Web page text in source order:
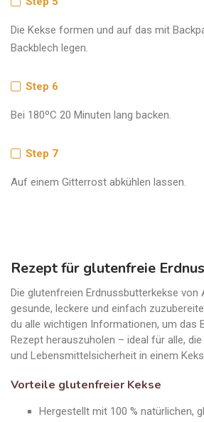
Die Kekse formen und auf das mit
Backblech legen.
Step 6
Bei 180ºC 20 Minuten lang backen.
Step 7
Auf einem Gitterrost abkühlen lassen.
Rezept für glutenfreie
Die glutenfreien Erdnussbutterkekse von
gesunde, leckere und einfach
du alle wichtigen Informationen, um das
Rezept herauszuholen – ideal für alle,
und Lebensmittelsicherheit in einem
Vorteile glutenfreier Kekse
Hergestellt mit 100 % natürlichen,